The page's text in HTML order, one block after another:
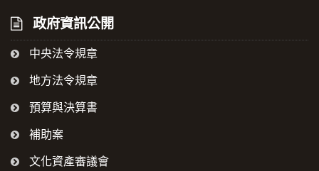
政府資訊公開
中央法令規章
地方法令規章
預算與決算書
補助案
文化資產審議會